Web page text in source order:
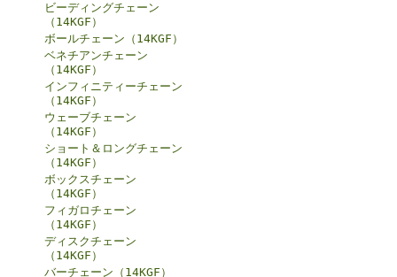
ビーディングチェーン
（14KGF）
ボールチェーン（14KGF）
ベネチアンチェーン
（14KGF）
インフィニティーチェーン
（14KGF）
ウェーブチェーン
（14KGF）
ショート＆ロングチェーン
（14KGF）
ボックスチェーン
（14KGF）
フィガロチェーン
（14KGF）
ディスクチェーン
（14KGF）
バーチェーン（14KGF）